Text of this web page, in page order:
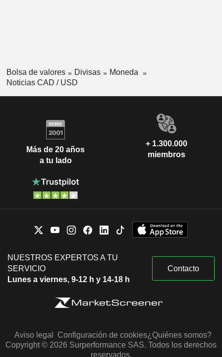
Bolsa de valores Divisas
Moneda
Noticias CAD / USD
Más de 20 años
a tu lado
+ 1.300.000
miembros
NUESTROS EXPERTOS A TU
SERVICIO
Lunes a viernes, 9-12 h y 14-18 h
Contacto
Aviso legal Configuración de cookies¿Quiénes somos?
Copyright © 2026 Surperformance SAS. Todos los derechos
reservados.